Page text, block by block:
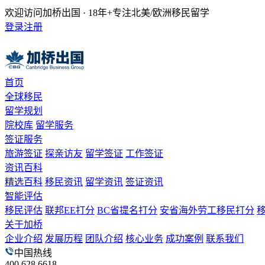
欢迎访问加桥出国 · 18年+专注北美/欧洲移民留学
登录注册
首页
全球移民
留学规划
院校库 留学服务
签证服务
旅游签证 探亲访友 留学签证 工作签证
资讯百科
精选百科 移民资讯 留学资讯 签证资讯
智能评估
移民评估 联邦EE打分 BC省提名打分 安省海外劳工移民打分
关于加桥
企业介绍 发展历程 团队介绍 核心业务 成功案例 联系我们
中国热线